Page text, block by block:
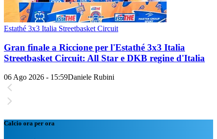
Estathé 3x3 Italia Streetbasket Circuit
Gran finale a Riccione per l'Estathé 3x3 Italia
Streetbasket Circuit: All Star e DKB regine d'Italia
06 Ago 2026 - 15:59Daniele Rubini
Calcio ora per ora